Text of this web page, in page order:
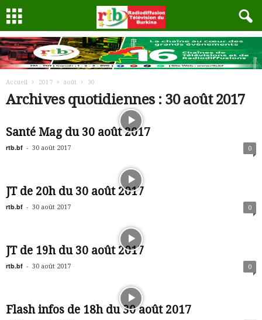
Accueil 2017 août 30
Archives quotidiennes : 30 août 2017
Santé Mag du 30 août 2017
rtb.bf - 30 août 2017 0
JT de 20h du 30 août 2017
rtb.bf - 30 août 2017 0
JT de 19h du 30 août 2017
rtb.bf - 30 août 2017 0
Flash infos de 18h du 30 août 2017